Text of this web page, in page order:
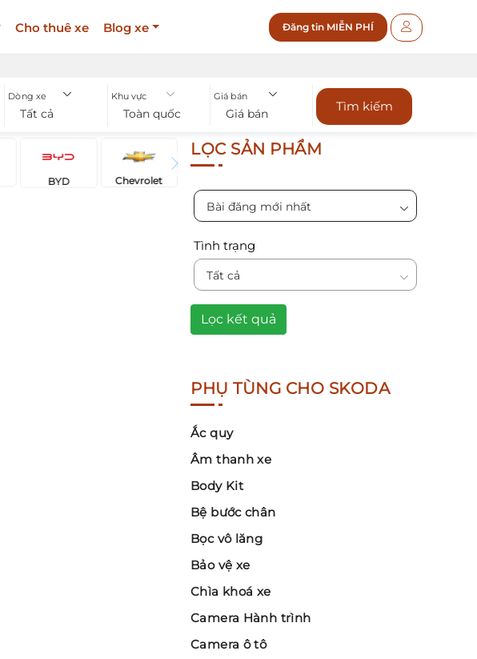
Cho thuê xe Blog xe Đăng tin MIỄN PHÍ
Dòng xe
Tất cả
Khu vực
Toàn quốc
Giá bán
Giá bán Tìm kiếm
BYD Chevrolet
LỌC SẢN PHẨM
Bài đăng mới nhất
Tình trạng
Tất cả
Lọc kết quả
PHỤ TÙNG CHO SKODA
Ắc quy
Âm thanh xe
Body Kit
Bệ bước chân
Bọc vô lăng
Bảo vệ xe
Chìa khoá xe
Camera Hành trình
Camera ô tô